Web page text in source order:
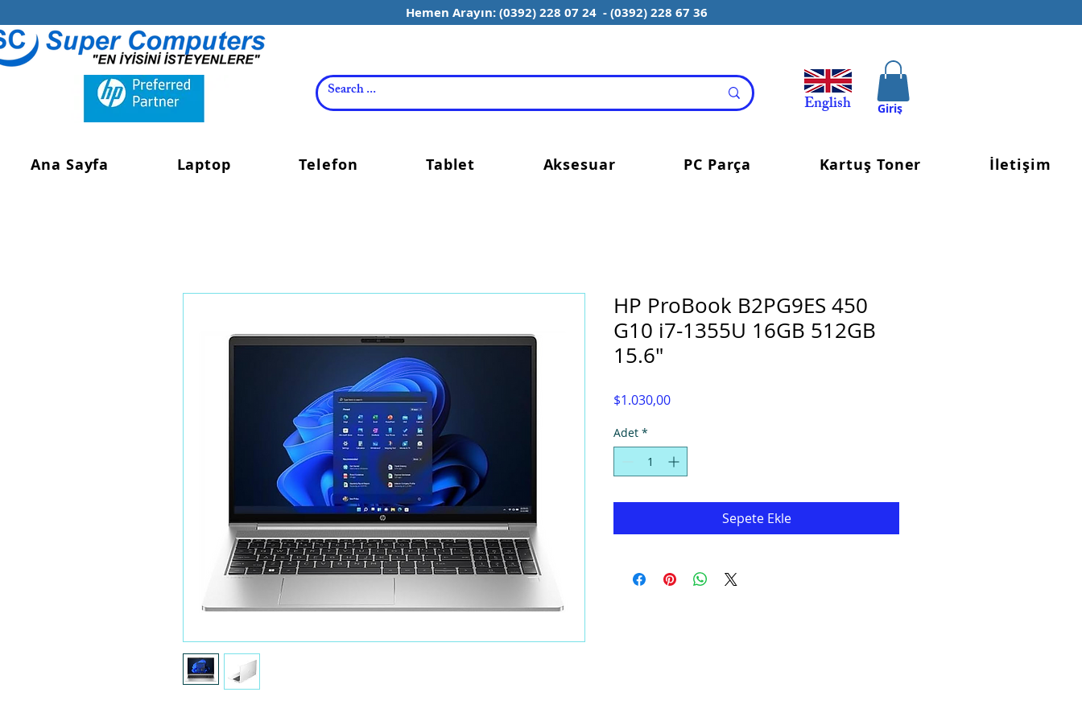
Giriş
English
Hemen Arayın: (0392) 228 07 24 - (0392) 228 67 36
HP ProBook B2PG9ES 450
G10 i7-1355U 16GB 512GB
15.6"
$1.030,00Fiyat
Adet *
Sepete Ekle
Ana Sayfa Laptop Telefon Tablet Aksesuar PC Parça Kartuş Toner İletişim